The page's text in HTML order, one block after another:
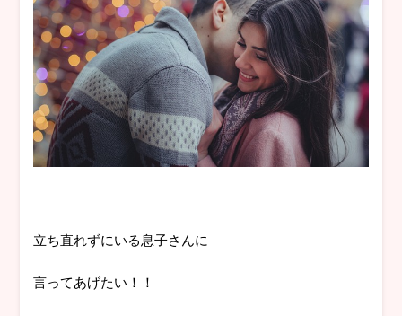
立ち直れずにいる息子さんに
言ってあげたい！！